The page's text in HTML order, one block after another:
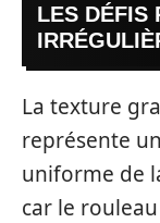
LES DÉFIS
La texture
représente
uniforme de
car le